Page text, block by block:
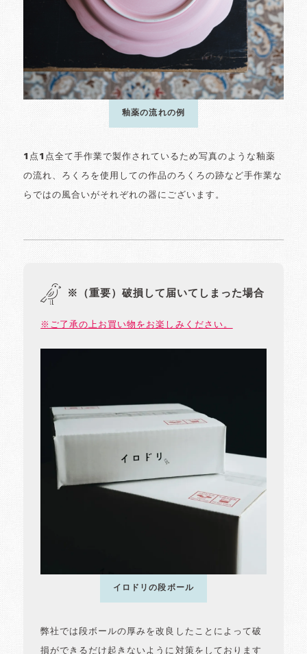
釉薬の流れの例
1点1点全て手作業で製作されているため写真のような釉薬
の流れ、ろくろを使用しての作品のろくろの跡など手作業な
らではの風合いがそれぞれの器にございます。
※（重要）破損して届いてしまった場合
※ご了承の上お買い物をお楽しみください。
イロドリの段ボール
弊社では段ボールの厚みを改良したことによって破
損ができるだけ起きないように対策をしております